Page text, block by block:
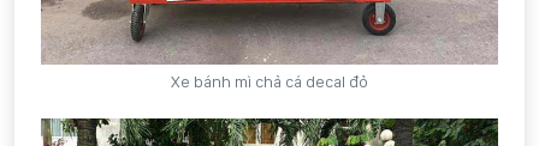
Xe bánh mì chả cá decal đỏ